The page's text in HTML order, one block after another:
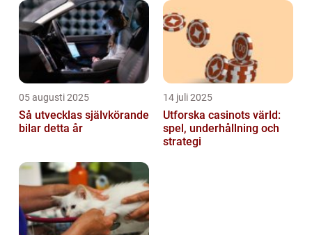
05 augusti 2025
Så utvecklas självkörande
bilar detta år
14 juli 2025
Utforska casinots värld:
spel, underhållning och
strategi